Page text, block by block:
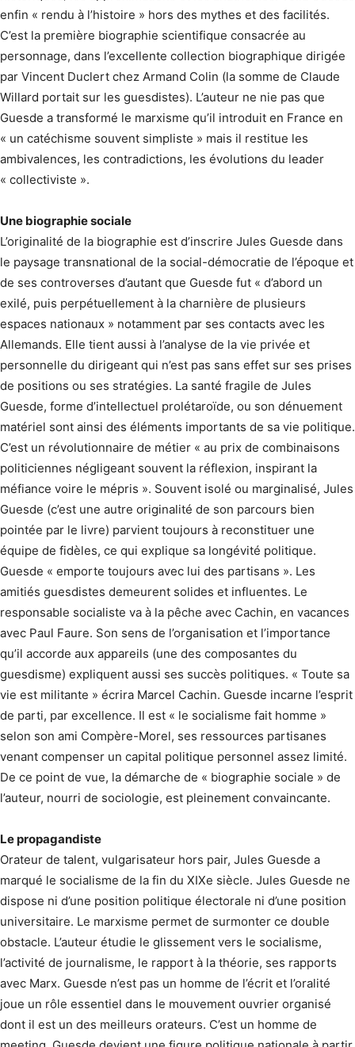
enfin « rendu à l’histoire » hors des mythes et des facilités.
C’est la première biographie scientifique consacrée au
personnage, dans l’excellente collection biographique dirigée
par Vincent Duclert chez Armand Colin (la somme de Claude
Willard portait sur les guesdistes). L’auteur ne nie pas que
Guesde a transformé le marxisme qu’il introduit en France en
« un catéchisme souvent simpliste » mais il restitue les
ambivalences, les contradictions, les évolutions du leader
« collectiviste ».
Une biographie sociale
L’originalité de la biographie est d’inscrire Jules Guesde dans
le paysage transnational de la social-démocratie de l’époque et
de ses controverses d’autant que Guesde fut « d’abord un
exilé, puis perpétuellement à la charnière de plusieurs
espaces nationaux » notamment par ses contacts avec les
Allemands. Elle tient aussi à l’analyse de la vie privée et
personnelle du dirigeant qui n’est pas sans effet sur ses prises
de positions ou ses stratégies. La santé fragile de Jules
Guesde, forme d’intellectuel prolétaroïde, ou son dénuement
matériel sont ainsi des éléments importants de sa vie politique.
C’est un révolutionnaire de métier « au prix de combinaisons
politiciennes négligeant souvent la réflexion, inspirant la
méfiance voire le mépris ». Souvent isolé ou marginalisé, Jules
Guesde (c’est une autre originalité de son parcours bien
pointée par le livre) parvient toujours à reconstituer une
équipe de fidèles, ce qui explique sa longévité politique.
Guesde « emporte toujours avec lui des partisans ». Les
amitiés guesdistes demeurent solides et influentes. Le
responsable socialiste va à la pêche avec Cachin, en vacances
avec Paul Faure. Son sens de l’organisation et l’importance
qu’il accorde aux appareils (une des composantes du
guesdisme) expliquent aussi ses succès politiques. « Toute sa
vie est militante » écrira Marcel Cachin. Guesde incarne l’esprit
de parti, par excellence. Il est « le socialisme fait homme »
selon son ami Compère-Morel, ses ressources partisanes
venant compenser un capital politique personnel assez limité.
De ce point de vue, la démarche de « biographie sociale » de
l’auteur, nourri de sociologie, est pleinement convaincante.
Le propagandiste
Orateur de talent, vulgarisateur hors pair, Jules Guesde a
marqué le socialisme de la fin du XIXe siècle. Jules Guesde ne
dispose ni d’une position politique électorale ni d’une position
universitaire. Le marxisme permet de surmonter ce double
obstacle. L’auteur étudie le glissement vers le socialisme,
l’activité de journalisme, le rapport à la théorie, ses rapports
avec Marx. Guesde n’est pas un homme de l’écrit et l’oralité
joue un rôle essentiel dans le mouvement ouvrier organisé
dont il est un des meilleurs orateurs. C’est un homme de